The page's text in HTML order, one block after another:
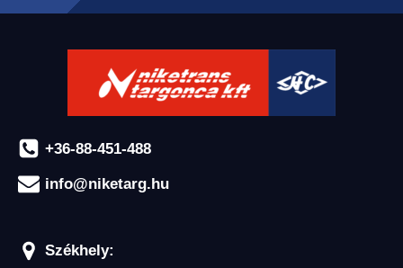
+36-88-451-488
info@niketarg.hu
Székhely: